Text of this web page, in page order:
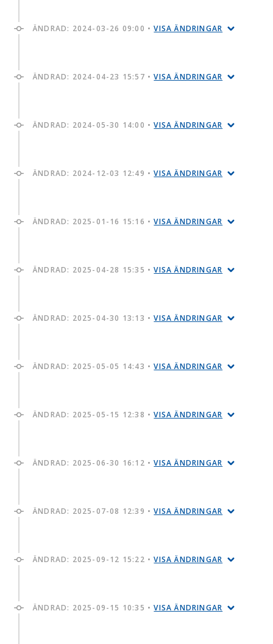
ÄNDRAD: 2024-03-26 09:00 •VISA ÄNDRINGAR
ÄNDRAD: 2024-04-23 15:57 •VISA ÄNDRINGAR
ÄNDRAD: 2024-05-30 14:00 •VISA ÄNDRINGAR
ÄNDRAD: 2024-12-03 12:49 •VISA ÄNDRINGAR
ÄNDRAD: 2025-01-16 15:16 •VISA ÄNDRINGAR
ÄNDRAD: 2025-04-28 15:35 •VISA ÄNDRINGAR
ÄNDRAD: 2025-04-30 13:13 •VISA ÄNDRINGAR
ÄNDRAD: 2025-05-05 14:43 •VISA ÄNDRINGAR
ÄNDRAD: 2025-05-15 12:38 •VISA ÄNDRINGAR
ÄNDRAD: 2025-06-30 16:12 •VISA ÄNDRINGAR
ÄNDRAD: 2025-07-08 12:39 •VISA ÄNDRINGAR
ÄNDRAD: 2025-09-12 15:22 •VISA ÄNDRINGAR
ÄNDRAD: 2025-09-15 10:35 •VISA ÄNDRINGAR